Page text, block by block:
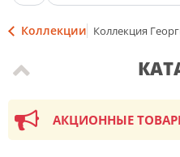
Коллекции Коллекция
АКЦИОННЫЕ